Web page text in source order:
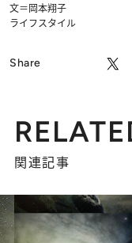
文＝岡本翔子
ライフスタイル
Share
関連記事